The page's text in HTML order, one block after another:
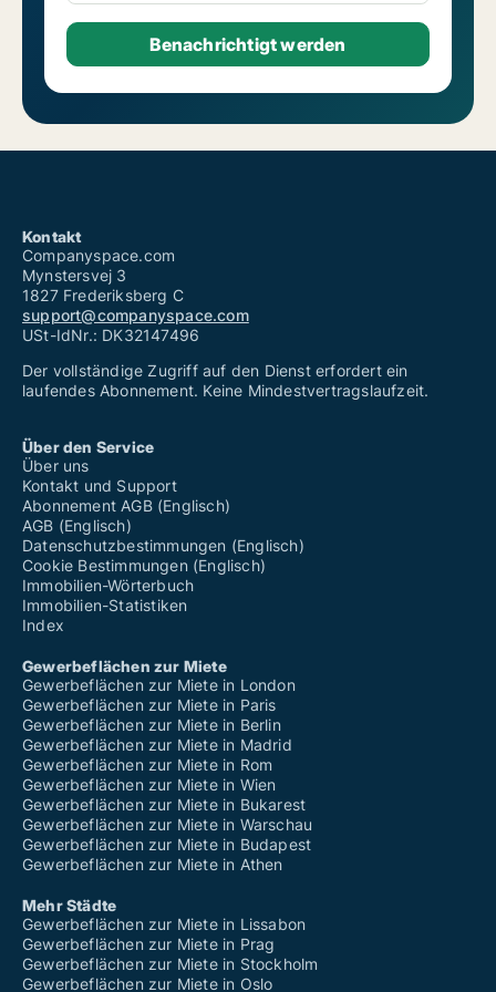
Coworking spaces zur Miete
Werkstätte zur Miete
Restaurants zur Miete
Praxen zur Miete
Kommerzieller Grund zur Miete
Garages zur Miete
Kontakt
Companyspace.com
Mynstersvej 3
1827 Frederiksberg C
support@companyspace.com
USt-IdNr.: DK32147496
Der vollständige Zugriff auf den Dienst erfordert ein
laufendes Abonnement. Keine Mindestvertragslaufzeit.
Über den Service
Über uns
Kontakt und Support
Abonnement AGB (Englisch)
AGB (Englisch)
Datenschutzbestimmungen (Englisch)
Cookie Bestimmungen (Englisch)
Immobilien-Wörterbuch
Immobilien-Statistiken
Index
Gewerbeflächen zur Miete
Gewerbeflächen zur Miete in London
Gewerbeflächen zur Miete in Paris
Gewerbeflächen zur Miete in Berlin
Gewerbeflächen zur Miete in Madrid
Gewerbeflächen zur Miete in Rom
Gewerbeflächen zur Miete in Wien
Gewerbeflächen zur Miete in Bukarest
Gewerbeflächen zur Miete in Warschau
Gewerbeflächen zur Miete in Budapest
Gewerbeflächen zur Miete in Athen
Mehr Städte
Gewerbeflächen zur Miete in Lissabon
Gewerbeflächen zur Miete in Prag
Gewerbeflächen zur Miete in Stockholm
Gewerbeflächen zur Miete in Oslo